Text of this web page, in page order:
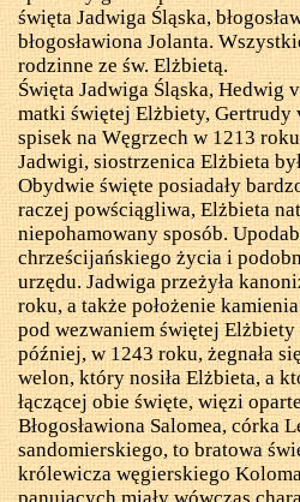
święta Jadwiga Śląska,
błogosławiona Jolanta.
rodzinne ze św. Elżbietą.
Święta Jadwiga Śląska,Hedwig
matki świętej Elżbiety, Gertrudy
spisek na Węgrzech w 1213
Jadwigi, siostrzenica Elżbieta
Obydwie święte posiadały
raczej powściągliwa, Elżbieta
niepohamowany sposób.
chrześcijańskiego życia i
urzędu. Jadwiga przeżyła
roku, a także położenie
pod wezwaniem świętej
później, w 1243 roku, żegnała
welon, który nosiła Elżbieta, a
łączącej obie święte, więzi
Błogosławiona Salomea, córka
sandomierskiego, to bratowa
królewicza węgierskiego